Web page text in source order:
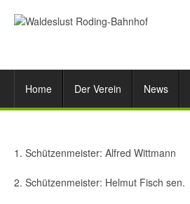
Home Der Verein News
1. Schützenmeister: Alfred Wittmann
2. Schützenmeister: Helmut Fisch sen.